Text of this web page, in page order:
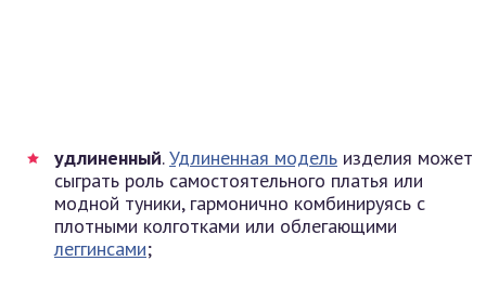
удлиненный.Удлиненная модель изделия может
сыграть роль самостоятельного платья или
модной туники, гармонично комбинируясь с
плотными колготками или облегающими
леггинсами;